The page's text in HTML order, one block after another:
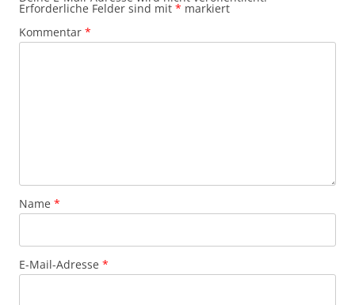
Erforderliche Felder sind mit * markiert
Kommentar *
Name *
E-Mail-Adresse *